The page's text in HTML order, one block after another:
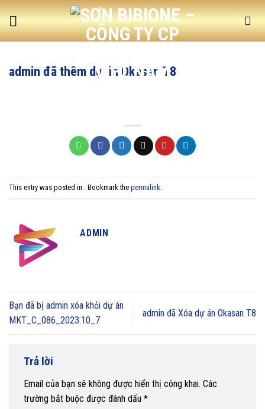
Skip
content
admin đã thêm dự án Okasan T8
This entry was posted in . Bookmark the permalink.
ADMIN
Bạn đã bị admin xóa khỏi dự án
MKT_C_086_2023.10_7
admin đã Xóa dự án Okasan T8
Trả lời
Email của bạn sẽ không được hiển thị công khai. Các
trường bắt buộc được đánh dấu *